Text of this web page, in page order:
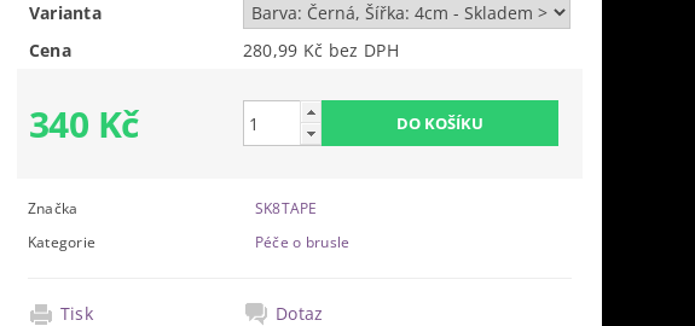
Varianta
Cena
280,99 Kč bez DPH
340 Kč
Značka
SK8TAPE
Kategorie
Péče o brusle
Tisk Dotaz